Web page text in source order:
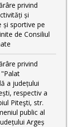
privind
și
și sportive pe
de Consiliul
privind
a județului
respectiv a
Piteşti, str.
public al
Argeș